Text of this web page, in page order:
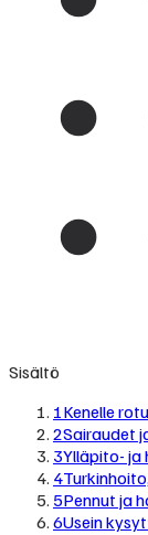
Sisältö
1Kenelle
2Sairaudet
3Ylläpito- ja
4
5Pennut ja
6Usein